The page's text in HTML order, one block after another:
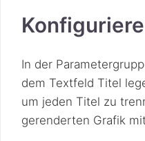
In der
dem Textfeld Titel
um jeden Titel zu
gerenderten Grafik